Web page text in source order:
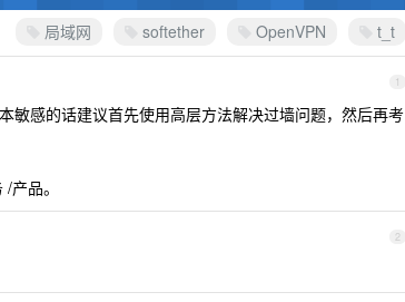
局域网 softether OpenVPN t_t
1
敏感的话建议首先使用高层方法解决过墙问题，然后再考
品。
2